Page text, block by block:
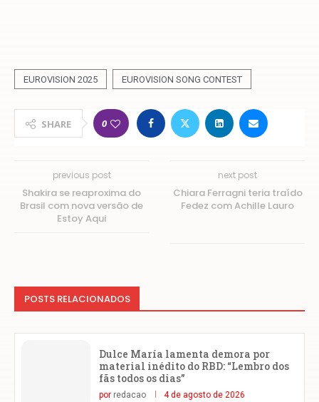
EUROVISION 2025 EUROVISION SONG CONTEST
SHARE 0
previous post
Shakira se reaproxima do
Brasil com nova versão de
Estoy Aqui
next post
Chiara Ferragni teria traído
Fedez com Achille Lauro
POSTS RELACIONADOS
Dulce María lamenta demora por
material inédito do RBD: “Lembro dos
fãs todos os dias”
por redacao 4 de agosto de 2026